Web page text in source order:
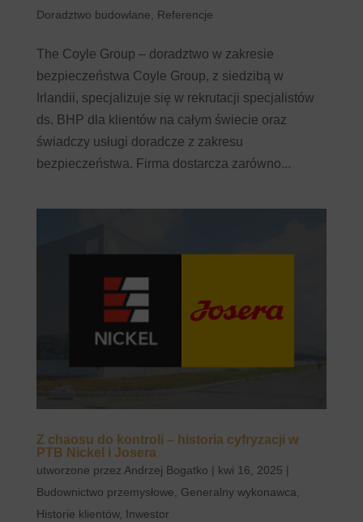
Doradztwo budowlane
Referencje
The Coyle Group – doradztwo w zakresie
bezpieczeństwa Coyle Group, z siedzibą w
Irlandii, specjalizuje się w rekrutacji specjalistów
ds. BHP dla klientów na całym świecie oraz
świadczy usługi doradcze z zakresu
bezpieczeństwa. Firma dostarcza zarówno...
Z chaosu do kontroli – historia cyfryzacji w
PTB Nickel i Josera
utworzone przez Andrzej Bogatko | kwi 16, 2025 |
Budownictwo przemysłowe
Generalny wykonawca
Historie klientów, Inwestor